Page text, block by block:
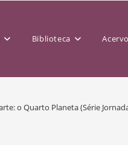
Biblioteca
o Quarto Planeta (Série